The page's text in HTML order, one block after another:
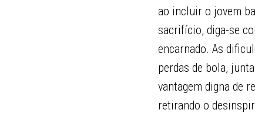
ao incluir o jovem
sacrifício, diga-se
encarnado. As
perdas de bola,
vantagem digna de
retirando o